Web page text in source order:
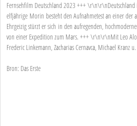
Fernsehfilm Deutschland 2023 +++ \r\n\r\nDeutschland
elfjährige Morin besteht den Aufnahmetest an einer der
Ehrgeizig stürzt er sich in den aufregenden,
von einer Expedition zum Mars. +++ \r\n\r\nMit Leo
Frederic Linkemann, Zacharias Cernavca, Michael Kranz
Bron: Das Erste